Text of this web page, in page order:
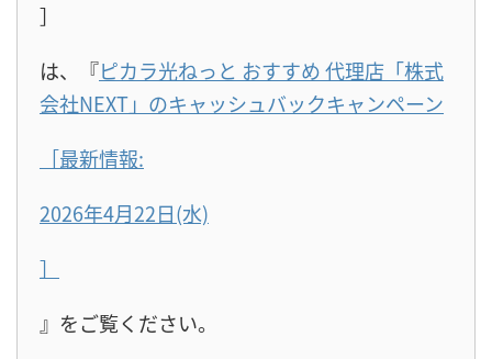
］
は、『ピカラ光ねっと おすすめ 代理店「株式
会社NEXT」のキャッシュバックキャンペーン
［最新情報:
2026年4月22日(水)
］
』をご覧ください。